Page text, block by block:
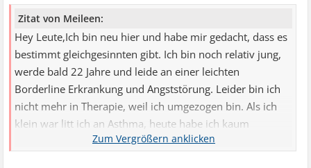
Zitat von Meileen:
Hey Leute,Ich bin neu hier und habe mir gedacht, dass es
bestimmt gleichgesinnten gibt. Ich bin noch relativ jung,
werde bald 22 Jahre und leide an einer leichten
Borderline Erkrankung und Angststörung. Leider bin ich
nicht mehr in Therapie, weil ich umgezogen bin. Als ich
klein war litt ich an Asthma, heute habe ich kaum
Symptome oder dergleichen. Seit einigen Wochen plagte